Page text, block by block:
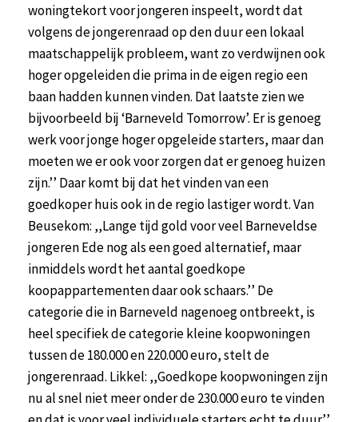
woningtekort voor jongeren inspeelt, wordt dat
volgens de jongerenraad op den duur een lokaal
maatschappelijk probleem, want zo verdwijnen ook
hoger opgeleiden die prima in de eigen regio een
baan hadden kunnen vinden. Dat laatste zien we
bijvoorbeeld bij ‘Barneveld Tomorrow’. Er is genoeg
werk voor jonge hoger opgeleide starters, maar dan
moeten we er ook voor zorgen dat er genoeg huizen
zijn.’’ Daar komt bij dat het vinden van een
goedkoper huis ook in de regio lastiger wordt. Van
Beusekom: ,,Lange tijd gold voor veel Barneveldse
jongeren Ede nog als een goed alternatief, maar
inmiddels wordt het aantal goedkope
koopappartementen daar ook schaars.’’ De
categorie die in Barneveld nagenoeg ontbreekt, is
heel specifiek de categorie kleine koopwoningen
tussen de 180.000 en 220.000 euro, stelt de
jongerenraad. Likkel: ,,Goedkope koopwoningen zijn
nu al snel niet meer onder de 230.000 euro te vinden